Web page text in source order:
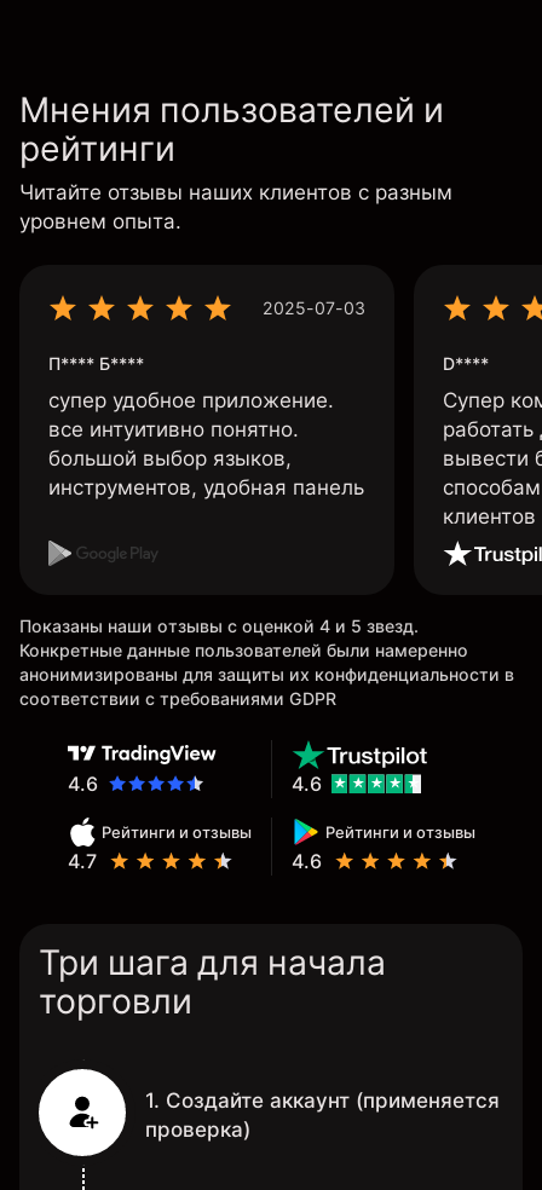
Мнения пользователей и
рейтинги
Читайте отзывы наших клиентов с разным
уровнем опыта.
2025-07-03
П**** Б****
супер удобное приложение.
все интуитивно понятно.
большой выбор языков,
инструментов, удобная панель
D****
Супер
вывести
Показаны наши отзывы с оценкой 4 и 5 звезд.
Конкретные данные пользователей были намеренно
анонимизированы для защиты их конфиденциальности в
соответствии с требованиями GDPR
4.6
Рейтинги и отзывы
4.7
Рейтинги и отзывы
4.6
4.6
Три шага для начала
торговли
1. Создайте аккаунт (применяется
проверка)